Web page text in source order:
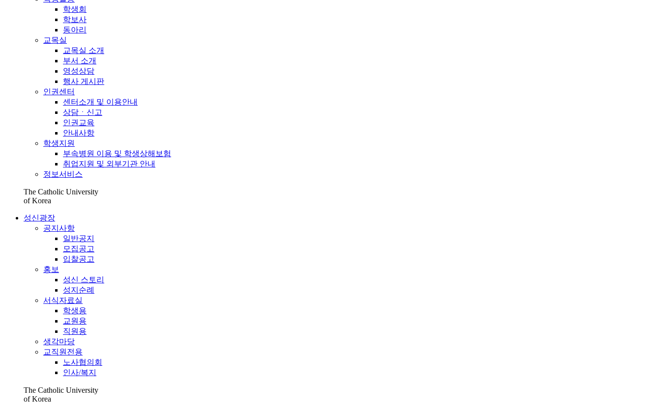
학생회
학보사
동아리
교목실
교목실 소개
부서 소개
영성상담
행사 게시판
인권센터
센터소개 및 이용안내
상담ㆍ신고
인권교육
안내사항
학생지원
부속병원 이용 및 학생상해보험
취업지원 및 외부기관 안내
정보서비스
The Catholic University
of Korea
성신광장
공지사항
일반공지
모집공고
입찰공고
홍보
성신 스토리
성지순례
서식자료실
학생용
교원용
직원용
생각마당
교직원전용
노사협의회
인사/복지
The Catholic University
of Korea